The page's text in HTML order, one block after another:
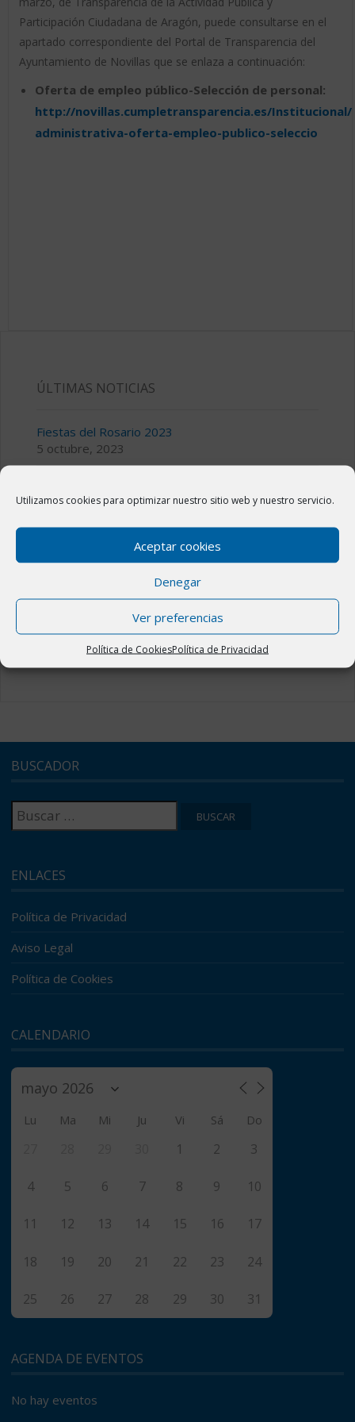
Utilizamos cookies para optimizar nuestro sitio web y nuestro servicio.
Aceptar cookies
Denegar
Ver preferencias
Política de CookiesPolítica de Privacidad
Participación Ciudadana de Aragón, puede consultarse en el
apartado correspondiente del Portal de Transparencia del
Ayuntamiento de Novillas que se enlaza a continuación:
Oferta de empleo público-Selección de personal:
http://novillas.cumpletransparencia.es/
administrativa-oferta-empleo-publico-seleccio
ÚLTIMAS NOTICIAS
Fiestas del Rosario 2023
5 octubre, 2023
28 julio, 2023
Bolsa de alquiler o venta de viviendas en Novillas
Fiestas de San Jorge 2023 en Novillas
14 abril, 2023
El Plan “La Administración Cerca de Ti” en Novillas
31 marzo, 2023
BUSCADOR
Buscar:
ENLACES
Política de Privacidad
Aviso Legal
Política de Cookies
CALENDARIO
Lu Ma Mi Ju Vi Sá Do
1 2 3
4 5 6 7 8 9 10
11 12 13 14 15 16 17
18 19 20 21 22 23 24
25 26 27 28 29 30 31
AGENDA DE EVENTOS
No hay eventos